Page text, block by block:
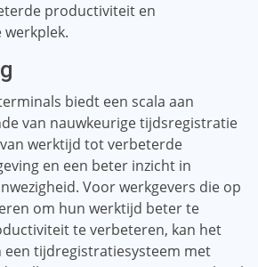
productiviteit en
biedt een scala aan
van nauwkeurige tijdsregistratie
werktijd tot verbeterde
en een beter inzicht in
Voor werkgevers die op
om hun werktijd beter te
te verbeteren, kan het
tijdregistratiesysteem met